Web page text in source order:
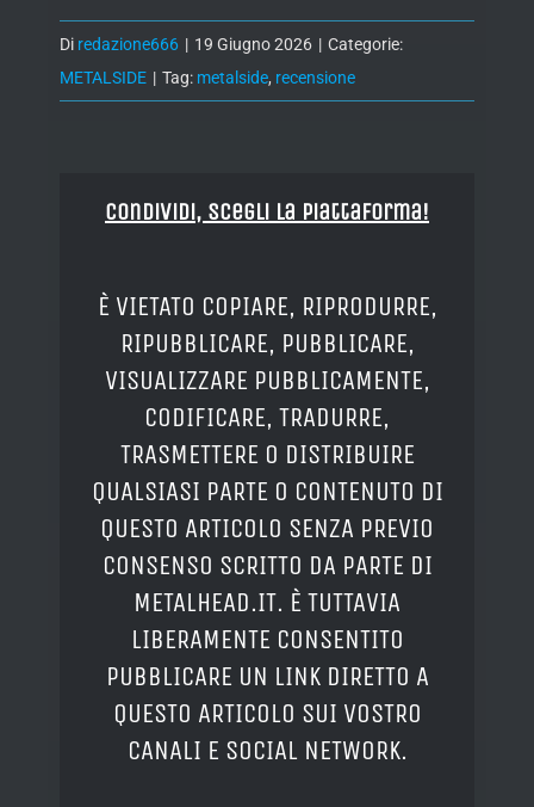
Di redazione666 | 19 Giugno 2026 | Categorie:
METALSIDE | Tag: metalside, recensione
Condividi, Scegli la piattaforma!
È VIETATO COPIARE, RIPRODURRE,
RIPUBBLICARE, PUBBLICARE,
VISUALIZZARE PUBBLICAMENTE,
CODIFICARE, TRADURRE,
TRASMETTERE O DISTRIBUIRE
QUALSIASI PARTE O CONTENUTO DI
QUESTO ARTICOLO SENZA PREVIO
CONSENSO SCRITTO DA PARTE DI
METALHEAD.IT. È TUTTAVIA
LIBERAMENTE CONSENTITO
PUBBLICARE UN LINK DIRETTO A
QUESTO ARTICOLO SUI VOSTRO
CANALI E SOCIAL NETWORK.